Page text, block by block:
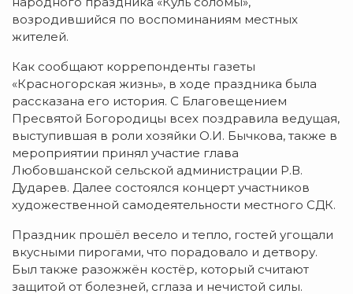
возродившийся по воспоминаниям местных
жителей.
Как сообщают коррепонденты газеты
«Красногорская жизнь», в ходе праздника была
рассказана его история. С Благовещением
Пресвятой Богородицы всех поздравила ведущая,
выступившая в роли хозяйки О.И. Бычкова, также в
мероприятии принял участие глава
Любовшанской сельской администрации Р.В.
Дударев. Далее состоялся концерт участников
художественной самодеятельности местного СДК.
Праздник прошёл весело и тепло, гостей угощали
вкусными пирогами, что порадовало и детвору.
Был также разожжён костёр, который считают
защитой от болезней, сглаза и нечистой силы.